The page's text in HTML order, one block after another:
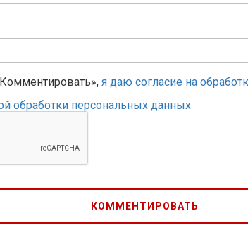
я даю согласие на
обработки персональных данных